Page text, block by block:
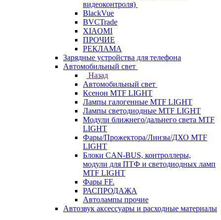
видеоконтроля)
BlackVue
BVCTrade
XIAOMI
ПРОЧИЕ
РЕКЛАМА
Зарядные устройства для телефона
Автомобильный свет
Назад
Автомобильный свет
Ксенон MTF LIGHT
Лампы галогенные MTF LIGHT
Лампы светодиодные MTF LIGHT
Модули ближнего/дальнего света MTF
LIGHT
Фары/Прожектора/Линзы/ДХО MTF
LIGHT
Блоки CAN-BUS, контроллеры,
модули для ПТФ и светодиодных ламп
MTF LIGHT
Фары FF.
РАСПРОДАЖА
Автолампы прочие
Автозвук аксессуары и расходные материалы